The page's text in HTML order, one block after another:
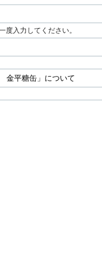
度入力してください。